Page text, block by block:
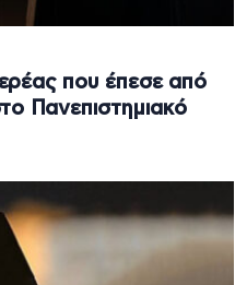
που έπεσε από
Πανεπιστημιακό